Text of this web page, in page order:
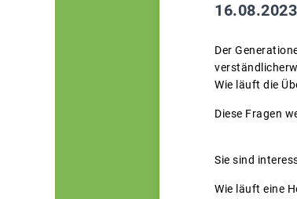
Der
Wie läuft die
Diese Fragen
Sie sind
Wie läuft eine